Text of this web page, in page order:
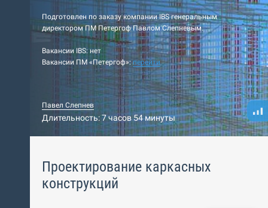
Подготовлен по заказу компании IBS генеральным
директором ПМ Петергоф Павлом Слепневым.
Вакансии IBS: нет
Вакансии ПМ «Петергоф»:перейти
Павел Слепнев
Длительность: 7 часов 54 минуты
Проектирование каркасных
конструкций